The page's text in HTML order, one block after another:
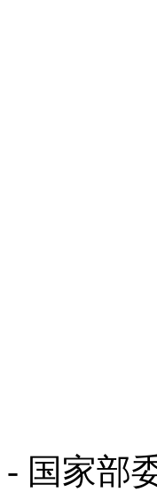
- 国家部